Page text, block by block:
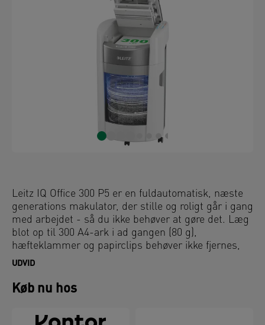
Leitz IQ Office 300 P5 er en fuldautomatisk, næste
generations makulator, der stille og roligt går i gang
med arbejdet - så du ikke behøver at gøre det. Læg
blot op til 300 A4-ark i ad gangen (80 g),
hæfteklammer og papirclips behøver ikke fjernes,
luk låget, og fortsæt med din dag. Det er intelligent,
Med den unikke Beholder Rotations Teknologi (BRT)
UDVID
Køb nu hos